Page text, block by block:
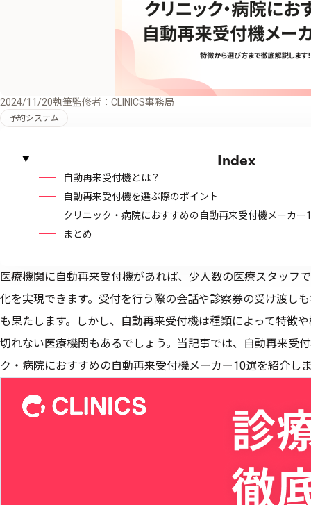
2024/11/20執筆監修者：CLINICS事務局
予約システム
Index
自動再来受付機とは？
自動再来受付機を選ぶ際のポイント
クリニック・病院におすすめの自動再来受付機メーカー
まとめ
医療機関に自動再来受付機があれば、少人数の医療スタッフ
化を実現できます。受付を行う際の会話や診察券の受け渡し
も果たします。しかし、自動再来受付機は種類によって特徴
切れない医療機関もあるでしょう。当記事では、自動再来受
ク・病院におすすめの自動再来受付機メーカー10選を紹介し